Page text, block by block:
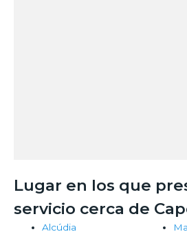
Lugar en los que
servicio cerca de
Alcúdia